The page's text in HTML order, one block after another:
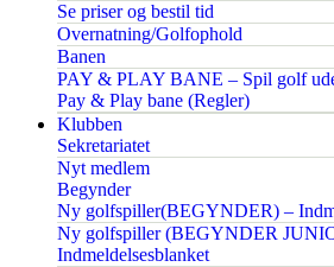
Se priser og bestil tid
Overnatning/Golfophold
Banen
PAY & PLAY BANE – Spil golf
Pay & Play bane (Regler)
Klubben
Sekretariatet
Nyt medlem
Begynder
Ny golfspiller(BEGYNDER) –
Ny golfspiller (BEGYNDER
Indmeldelsesblanket